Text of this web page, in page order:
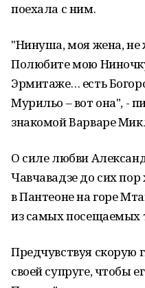
поехала с ним.
"Нинуша, моя жена, не
Полюбите мою
Эрмитаже… есть
Мурильо – вот она", -
знакомой Варваре
О силе любви
Чавчавадзе до сих
в Пантеоне на горе
из самых посещаемых
Предчувствуя скорую
своей супруге, чтобы